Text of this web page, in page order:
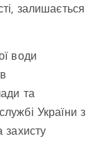
залишається
води
та
України з
захисту